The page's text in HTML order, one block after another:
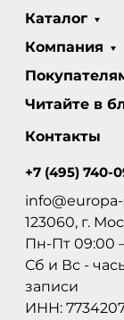
Каталог
Компания
Читайте в
Контакты
+7 (495) 740-
123060, г.
Пн-Пт 09:00
Сб и Вс -
записи
ИНН: